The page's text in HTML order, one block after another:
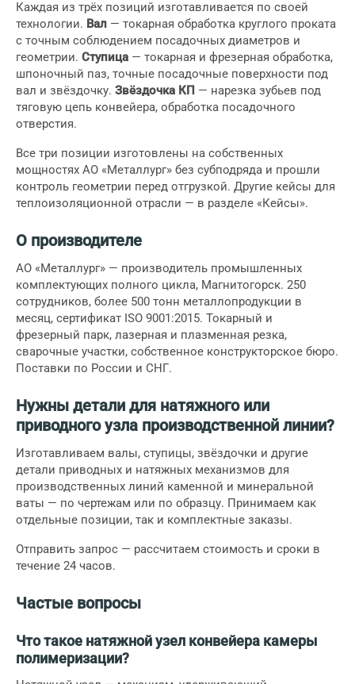
Каждая из трёх позиций изготавливается по своей
технологии. Вал — токарная обработка круглого проката
с точным соблюдением посадочных диаметров и
геометрии. Ступица — токарная и фрезерная обработка,
шпоночный паз, точные посадочные поверхности под
вал и звёздочку. Звёздочка КП — нарезка зубьев под
тяговую цепь конвейера, обработка посадочного
отверстия.
Все три позиции изготовлены на собственных
мощностях АО «Металлург» без субподряда и прошли
контроль геометрии перед отгрузкой. Другие кейсы для
теплоизоляционной отрасли — в разделе «Кейсы».
О производителе
АО «Металлург» — производитель промышленных
комплектующих полного цикла, Магнитогорск. 250
сотрудников, более 500 тонн металлопродукции в
месяц, сертификат ISO 9001:2015. Токарный и
фрезерный парк, лазерная и плазменная резка,
сварочные участки, собственное конструкторское бюро.
Поставки по России и СНГ.
Нужны детали для натяжного или
приводного узла производственной линии?
Изготавливаем валы, ступицы, звёздочки и другие
детали приводных и натяжных механизмов для
производственных линий каменной и минеральной
ваты — по чертежам или по образцу. Принимаем как
отдельные позиции, так и комплектные заказы.
Отправить запрос — рассчитаем стоимость и сроки в
течение 24 часов.
Частые вопросы
Что такое натяжной узел конвейера камеры
полимеризации?